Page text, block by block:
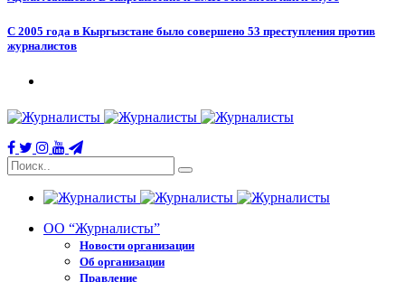
С 2005 года в Кыргызстане было совершено 53 преступления против
журналистов
ОО “Журналисты”
Новости организации
Об организации
Правление